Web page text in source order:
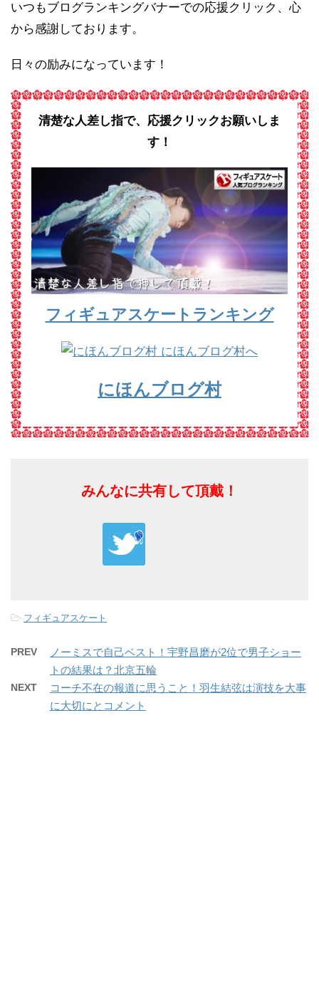
いつもブログランキングバナーでの応援クリック、心
から感謝しております。
日々の励みになっています！
清楚な人差し指で、応援クリックお願いしま
す！
フィギュアスケートランキング
にほんブログ村
みんなに共有して頂戴！
-フィギュアスケート
PREV
ノーミスで自己ベスト！宇野昌磨が2位で男子ショー
トの結果は？北京五輪
NEXT
コーチ不在の報道に思うこと！羽生結弦は演技を大事
に大切にとコメント